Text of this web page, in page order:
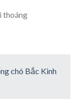
thoáng
chó Bắc Kinh